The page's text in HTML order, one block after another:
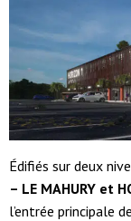
Édifiés sur deux
– LE MAHURY et
l’entrée principale